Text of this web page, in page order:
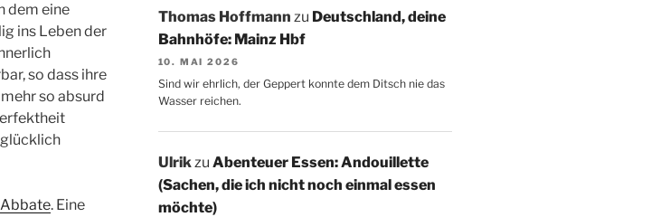
dem eine
ins Leben der
so dass ihre
so absurd
glücklich
Abbate. Eine
Thomas Hoffmann zu Deutschland, deine
Bahnhöfe: Mainz Hbf
10. MAI 2026
Sind wir ehrlich, der Geppert konnte dem Ditsch nie das
Wasser reichen.
Ulrikzu Abenteuer Essen: Andouillette
(Sachen, die ich nicht noch einmal essen
möchte)